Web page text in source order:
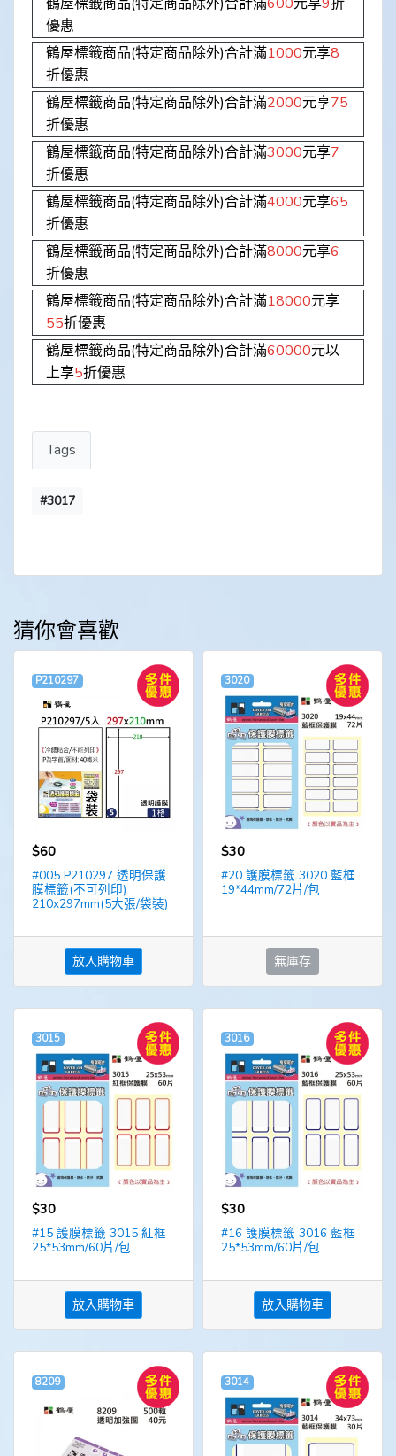
鶴屋標籤商品(特定商品除外)合計滿600元享9折
優惠
鶴屋標籤商品(特定商品除外)合計滿1000元享8
折優惠
鶴屋標籤商品(特定商品除外)合計滿2000元享75
折優惠
鶴屋標籤商品(特定商品除外)合計滿3000元享7
折優惠
鶴屋標籤商品(特定商品除外)合計滿4000元享65
折優惠
鶴屋標籤商品(特定商品除外)合計滿8000元享6
折優惠
鶴屋標籤商品(特定商品除外)合計滿18000元享
55折優惠
鶴屋標籤商品(特定商品除外)合計滿60000元以
上享5折優惠
Tags
#3017
猜你會喜歡
P210297
$60
#005 P210297 透明保護
膜標籤(不可列印)
210x297mm(5大張/袋裝)
放入購物車
3020
$30
#20 護膜標籤 3020 藍框
19*44mm/72片/包
無庫存
3015
$30
#15 護膜標籤 3015 紅框
25*53mm/60片/包
放入購物車
3016
$30
#16 護膜標籤 3016 藍框
25*53mm/60片/包
放入購物車
8209 3014